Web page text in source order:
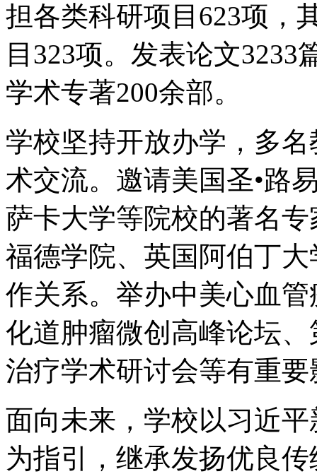
担各类科研项目623项，
目323项。发表论文3233
学术专著200余部。
学校坚持开放办学，多
术交流。邀请美国圣•路
萨卡大学等院校的著名
福德学院、英国阿伯丁
作关系。举办中美心血
化道肿瘤微创高峰论坛
治疗学术研讨会等有重
面向未来，学校以习近
为指引，继承发扬优良